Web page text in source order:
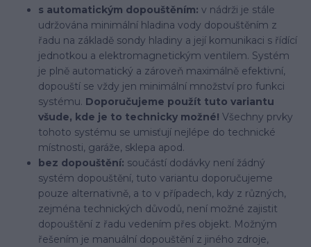
s automatickým dopouštěním: v nádrži je stále
udržována minimální hladina vody dopouštěním z
řadu na základě sondy hladiny a její komunikaci s řídící
jednotkou a elektromagnetickým ventilem. Systém
je plně automatický a zároveň maximálně efektivní,
dopouští se vždy jen minimální množství pro funkci
systému. Doporučujeme použít tuto variantu
všude, kde je to technicky možné! Všechny prvky
tohoto systému se umisťují nejlépe do technické
místnosti, garáže, sklepa apod.
bez dopouštění: součástí dodávky není žádný
systém dopouštění, tuto variantu doporučujeme
pouze alternativně, a to v případech, kdy z různých,
zejména technických důvodů, není možné zajistit
dopouštění z řadu vedením přes objekt. Možným
řešením je manuální dopouštění z jiného zdroje,